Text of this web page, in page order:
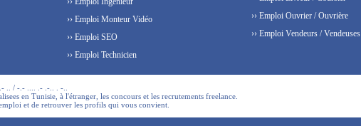
›› Emploi Monteur Vidéo
›› Emploi SEO
›› Emploi Technicien
›› Emploi Ouvrier / Ouvrière
›› Emploi Vendeurs / Vendeuses
.. / -.- .... .- .-.. . -..
en Tunisie, à l'étranger, les concours et les recrutements freelance.
et de retrouver les profils qui vous convient.